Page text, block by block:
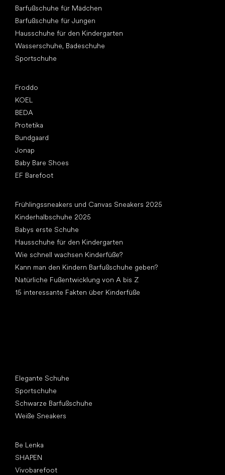
Barfußschuhe für Mädchen
Barfußschuhe für Jungen
Hausschuhe für den Kindergarten
Wasserschuhe, Badeschuhe
Sportschuhe
Froddo
KOEL
BEDA
Protetika
Bundgaard
Jonap
Baby Bare Shoes
EF Barefoot
Frühlingssneakers und Canvas Sneakers 2025
Kinderhalbschuhe 2025
Babys erste Schuhe
Hausschuhe für den Kindergarten
Wie schnell wachsen Kinderfüße?
Kann man den Kindern Barfußschuhe geben?
Natürliche Fußentwicklung von A bis Z
15 interessante Fakten über Kinderfüße
Elegante Schuhe
Sportschuhe
Schwarze Barfußschuhe
Weiße Sneakers
Be Lenka
SHAPEN
Vivobarefoot